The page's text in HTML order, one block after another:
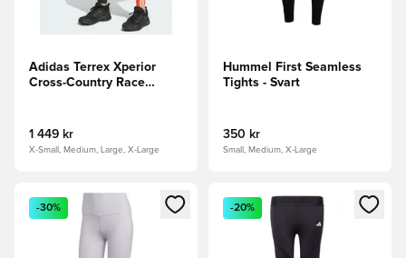
Adidas Terrex Xperior
Cross-Country Race
1 449 kr
X-Small, Medium, Large, X-Large
Hummel First Seamless
Tights - Svart
350 kr
Small, Medium, X-Large
Öppnar en Modal för att logga in eller registrera dig som
-30%
Öppnar en Modal för att
-20%